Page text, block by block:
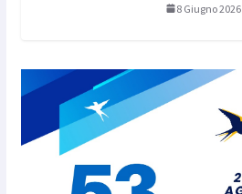
8 Giugno 2026